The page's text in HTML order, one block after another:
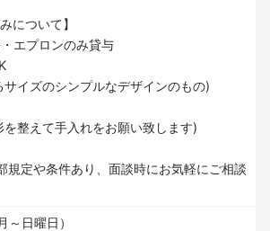
について】
エプロンのみ貸与
サイズのシンプルなデザインのもの)
を整えて手入れをお願い致します)
規定や条件あり、面談時にお気軽にご相談
日曜日）